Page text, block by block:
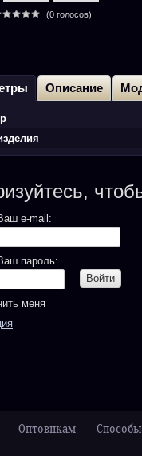
(0 голосов)
Описание
e-mail:
пароль:
Войти
меня
Оптовикам